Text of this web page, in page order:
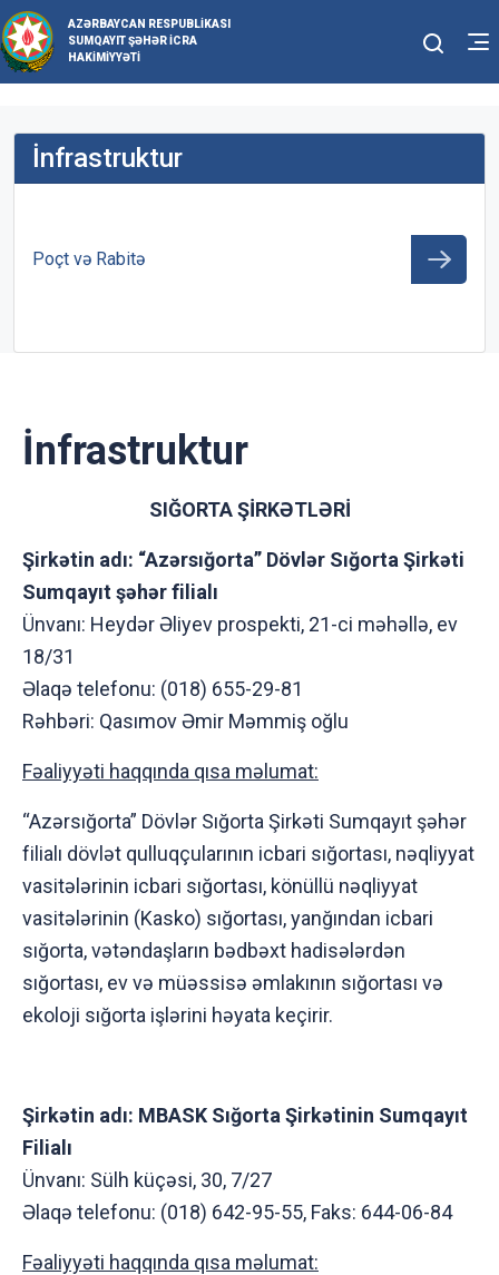
AZƏRBAYCAN RESPUBLIKASI
SUMQAYIT ŞƏHƏR İCRA
HAKIMIYYƏTI
İnfrastruktur
Poçt və Rabitə
İnfrastruktur
SIĞORTA ŞİRKƏTLƏRİ
Şirkətin adı: “Azərsığorta” Dövlər Sığorta Şirkəti
Sumqayıt şəhər filialı
Ünvanı: Heydər Əliyev prospekti, 21-ci məhəllə, ev
18/31
Əlaqə telefonu: (018) 655-29-81
Rəhbəri: Qasımov Əmir Məmmiş oğlu
Fəaliyyəti haqqında qısa məlumat:
“Azərsığorta” Dövlər Sığorta Şirkəti Sumqayıt şəhər
filialı dövlət qulluqçularının icbari sığortası, nəqliyyat
vasitələrinin icbari sığortası, könüllü nəqliyyat
vasitələrinin (Kasko) sığortası, yanğından icbari
sığorta, vətəndaşların bədbəxt hadisələrdən
sığortası, ev və müəssisə əmlakının sığortası və
ekoloji sığorta işlərini həyata keçirir.
Şirkətin adı: MBASK Sığorta Şirkətinin Sumqayıt
Filialı
Ünvanı: Sülh küçəsi, 30, 7/27
Əlaqə telefonu: (018) 642-95-55, Faks: 644-06-84
Fəaliyyəti haqqında qısa məlumat: